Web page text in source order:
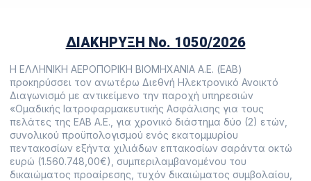
ΔΙΑΚΗΡΥΞΗ Νο. 1050/2026
Η ΕΛΛΗΝΙΚΗ ΑΕΡΟΠΟΡΙΚΗ ΒΙΟΜΗΧΑΝΙΑ Α.Ε. (ΕΑΒ)
προκηρύσσει τον ανωτέρω Διεθνή Ηλεκτρονικό Ανοικτό
Διαγωνισμό με αντικείμενο την παροχή υπηρεσιών
«Ομαδικής Ιατροφαρμακευτικής Ασφάλισης για τους
πελάτες της ΕΑΒ Α.Ε., για χρονικό διάστημα δύο (2) ετών,
συνολικού προϋπολογισμού ενός εκατομμυρίου
πεντακοσίων εξήντα χιλιάδων επτακοσίων σαράντα οκτώ
ευρώ (1.560.748,00€), συμπεριλαμβανομένου του
δικαιώματος προαίρεσης, τυχόν δικαιώματος συμβολαίου,